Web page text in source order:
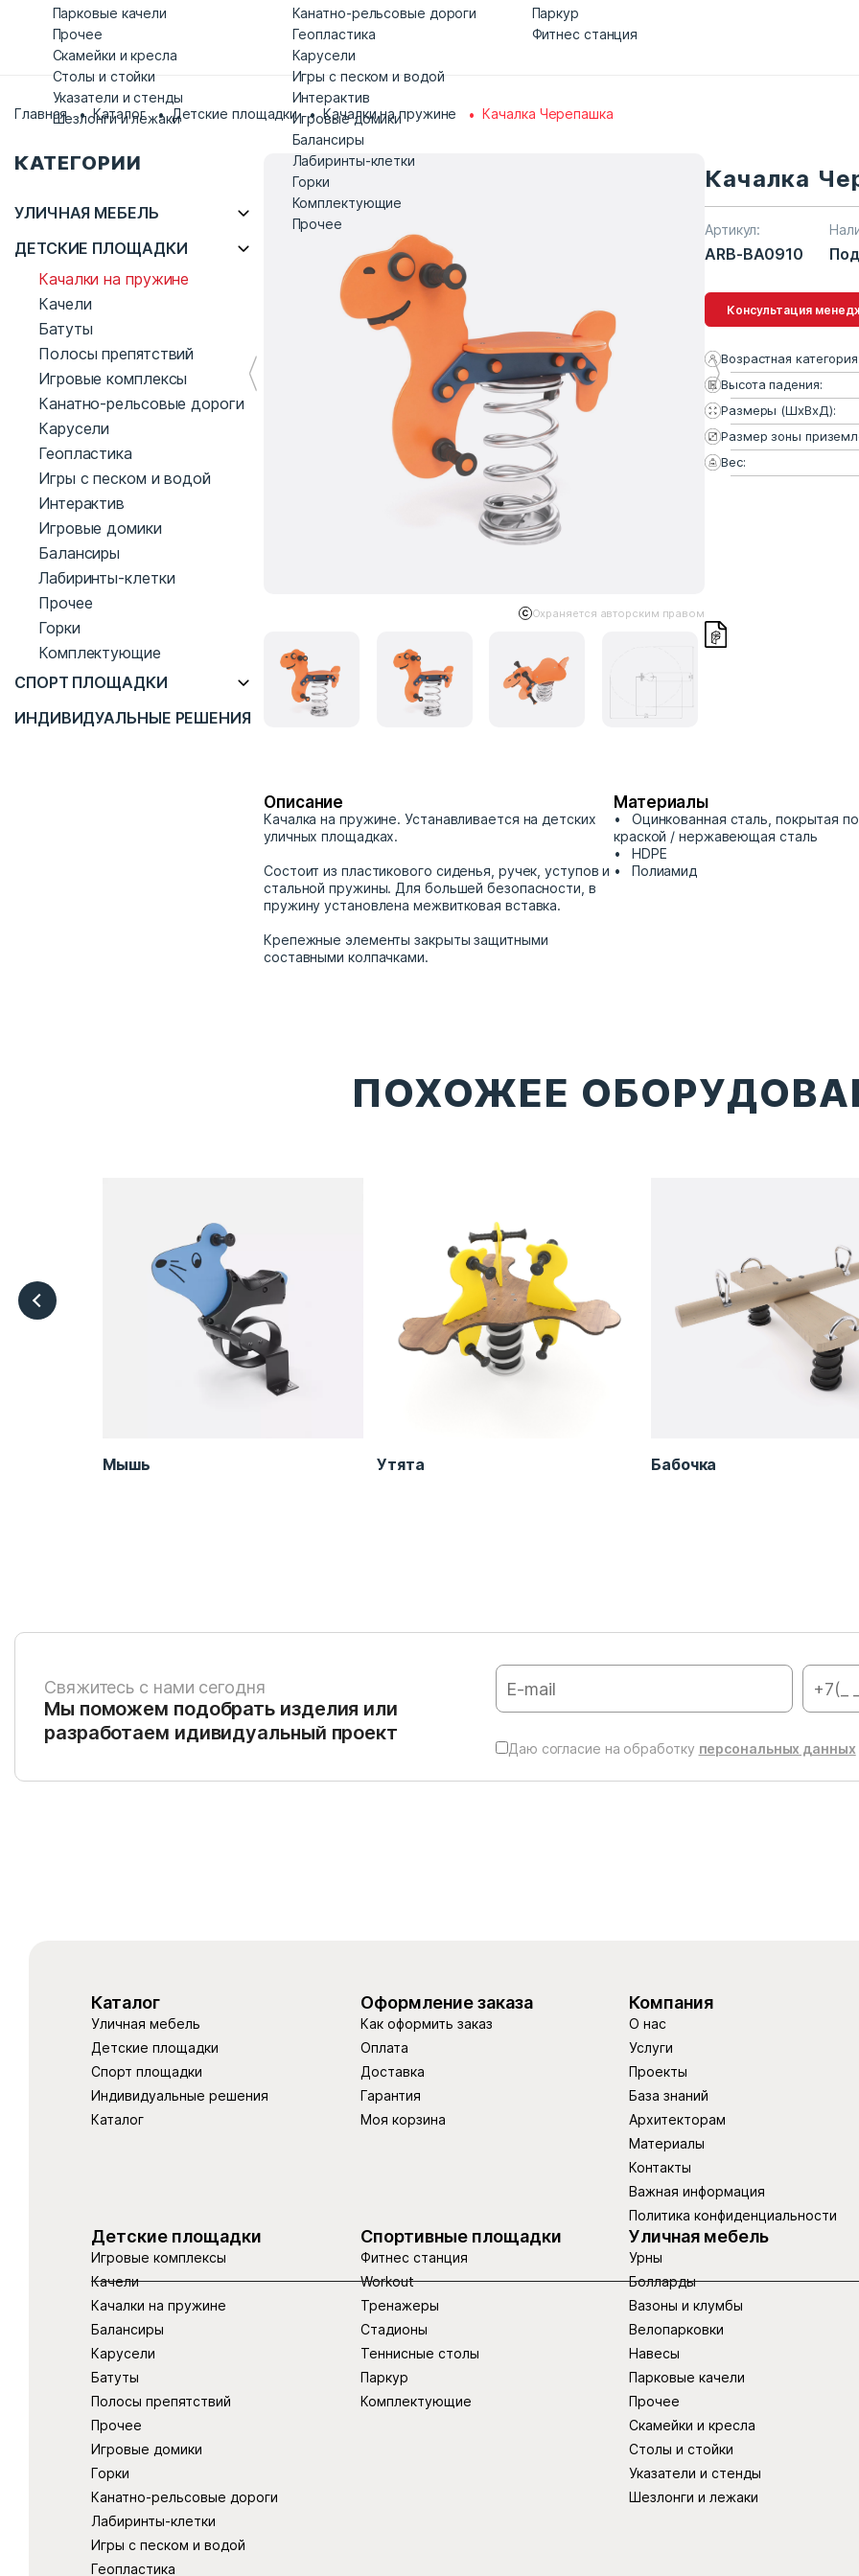
Парковые качели
Прочее
Скамейки и кресла
Столы и стойки
Указатели и стенды
Шезлонги и лежаки
Канатно-рельсовые дороги
Геопластика
Карусели
Игры с песком и водой
Интерактив
Игровые домики
Балансиры
Лабиринты-клетки
Горки
Комплектующие
Прочее
Паркур
Фитнес станция
Главная Каталог Детские площадки Качалки на пружине Качалка Черепашка
КАТЕГОРИИ
УЛИЧНАЯ МЕБЕЛЬ
ДЕТСКИЕ ПЛОЩАДКИ
Качалки на пружине
Качели
Батуты
Полосы препятствий
Игровые комплексы
Канатно-рельсовые дороги
Карусели
Геопластика
Игры с песком и водой
Интерактив
Игровые домики
Балансиры
Лабиринты-клетки
Прочее
Горки
Комплектующие
СПОРТ ПЛОЩАДКИ
ИНДИВИДУАЛЬНЫЕ РЕШЕНИЯ
Охраняется авторским правом
Качалка
Артикул:
ARB-BA0910
Консультация
Возрастная
Высота падения:
Размеры (ШхВхД):
Размер зоны
Вес:
Описание
Качалка на пружине. Устанавливается на детских
уличных площадках.
Состоит из пластикового сиденья, ручек, уступов и
стальной пружины. Для большей безопасности, в
пружину установлена межвитковая вставка.
Крепежные элементы закрыты защитными
составными колпачками.
Материалы
Оцинкованная сталь, покрытая
краской / нержавеющая сталь
HDPE
Полиамид
ПОХОЖЕЕ
Мышь Утята Бабочка
Свяжитесь с нами сегодня
Мы поможем подобрать изделия или
разработаем идивидуальный проект
Даю согласие на обработку персональных данных
Каталог
Уличная мебель
Детские площадки
Спорт площадки
Индивидуальные решения
Каталог
Оформление заказа
Как оформить заказ
Оплата
Доставка
Гарантия
Моя корзина
Компания
О нас
Услуги
Проекты
База знаний
Архитекторам
Материалы
Контакты
Важная информация
Политика конфиденциальности
Детские площадки
Игровые комплексы
Качели
Качалки на пружине
Балансиры
Карусели
Батуты
Полосы препятствий
Прочее
Игровые домики
Горки
Канатно-рельсовые дороги
Лабиринты-клетки
Игры с песком и водой
Геопластика
Спортивные площадки
Фитнес станция
Workout
Тренажеры
Стадионы
Теннисные столы
Паркур
Комплектующие
Уличная мебель
Урны
Болларды
Вазоны и клумбы
Велопарковки
Навесы
Парковые качели
Прочее
Скамейки и кресла
Столы и стойки
Указатели и стенды
Шезлонги и лежаки